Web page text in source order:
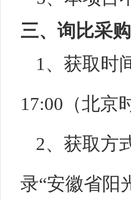
三、询比采
1、获取时
17:00（北京
2、获取方
录“安徽省阳